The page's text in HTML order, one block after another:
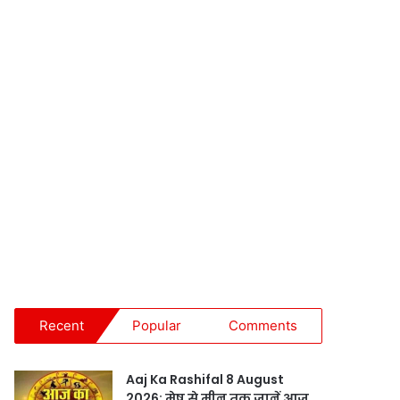
Recent Popular Comments
Aaj Ka Rashifal 8 August